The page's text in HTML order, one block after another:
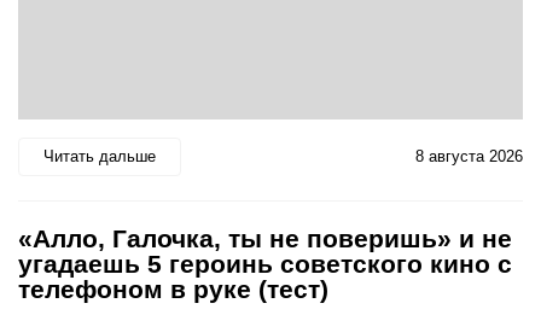
Читать дальше 8 августа 2026
«Алло, Галочка, ты не поверишь» и не
угадаешь 5 героинь советского кино с
телефоном в руке (тест)